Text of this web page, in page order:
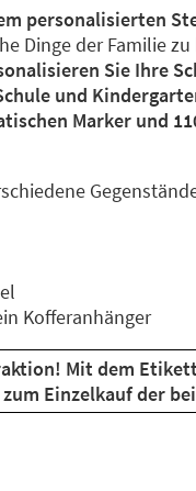
personalisierten
Dinge der Familie
Sie Ihre
und
Marker und
Kofferanhänger
Mit dem
Einzelkauf der